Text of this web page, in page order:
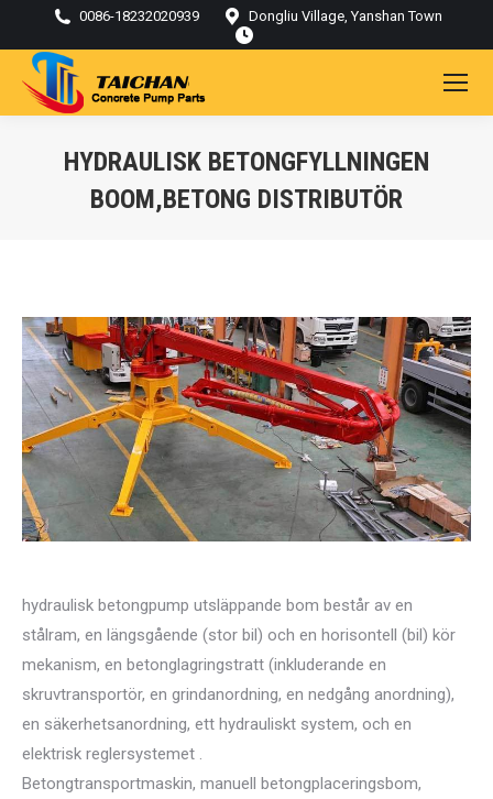
0086-18232020939 Dongliu Village, Yanshan Town
HYDRAULISK BETONGFYLLNINGEN
BOOM,BETONG DISTRIBUTÖR
hydraulisk betongpump utsläppande bom består av en
stålram, en längsgående (stor bil) och en horisontell (bil) kör
mekanism, en betonglagringstratt (inkluderande en
skruvtransportör, en grindanordning, en nedgång anordning),
en säkerhetsanordning, ett hydrauliskt system, och en
elektrisk reglersystemet .
Betongtransportmaskin, manuell betongplaceringsbom,